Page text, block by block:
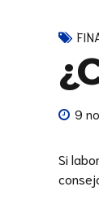
9
Si